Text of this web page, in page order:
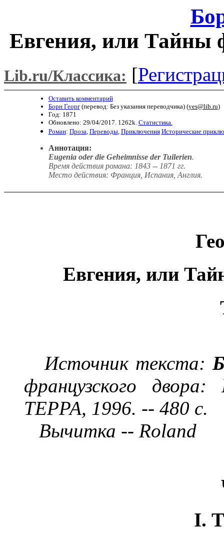
Евгения, или Тайны
Lib.ru/Классика: [
Оставить комментарий
Борн Георг(перевод: Без указания переводчика) (yes@lib.ru)
Год: 1871
Обновлено: 29/04/2017. 1262k. Статистика.
Роман: Проза Переводы, Приключения Исторические
Аннотация:
Eugenia oder die Geheimnisse der Tuilerien.
Время действия романа: 1843 -- 1871 гг.
Место действия: Франция, Испания, Англия.
Евгения, или
Источник текста:
французского
ТЕРРА, 1996. -- 480 с.
Вычитка -- Roland
I.